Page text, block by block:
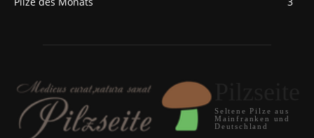
Seltene Pilze aus
Mainfranken und
Deutschland